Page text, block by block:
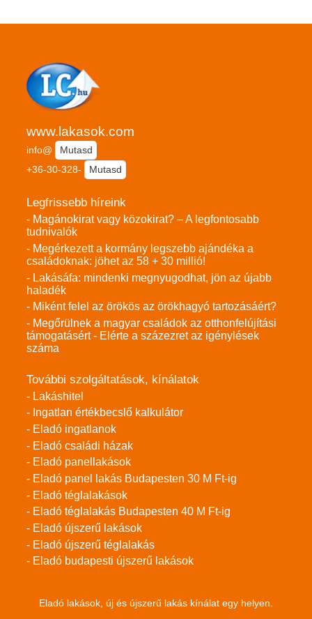
www.lakasok.com
info@
Mutasd
+36-30-328-
Mutasd
Legfrissebb híreink
- Magánokirat vagy közokirat? – A legfontosabb
tudnivalók
- Megérkezett a kormány legszebb ajándéka a
családoknak: jöhet az 58 + 30 millió!
- Lakásáfa: mindenki megnyugodhat, jön az újabb
haladék
- Miként felel az örökös az örökhagyó tartozásáért?
- Megőrülnek a magyar családok az otthonfelújítási
támogatásért - Elérte a százezret az igénylések
száma
További szolgáltatások, kínálatok
- Lakáshitel
- Ingatlan értékbecslő kalkulátor
- Eladó ingatlanok
- Eladó családi házak
- Eladó panellakások
- Eladó panel lakás Budapesten 30 M Ft-ig
- Eladó téglalakások
- Eladó téglalakás Budapesten 40 M Ft-ig
- Eladó újszerű lakások
- Eladó újszerű téglalakás
- Eladó budapesti újszerű lakások
Eladó lakások, új és újszerű lakás kínálat egy helyen.